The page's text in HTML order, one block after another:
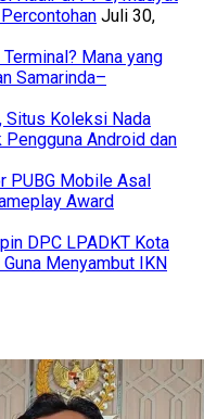
Juli 30,
Mana yang
Samarinda–
Situs Koleksi Nada
Android dan
PUBG Mobile Asal
Award
DPC LPADKT Kota
Menyambut IKN